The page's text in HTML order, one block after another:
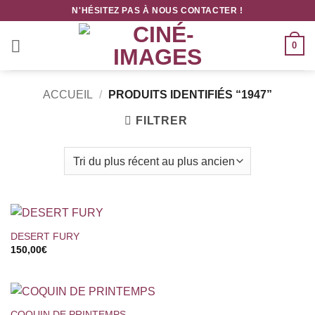
contenu
N'HÉSITEZ PAS À NOUS CONTACTER !
0
ACCUEIL / PRODUITS IDENTIFIÉS “1947”
FILTRER
DESERT FURY
150,00€